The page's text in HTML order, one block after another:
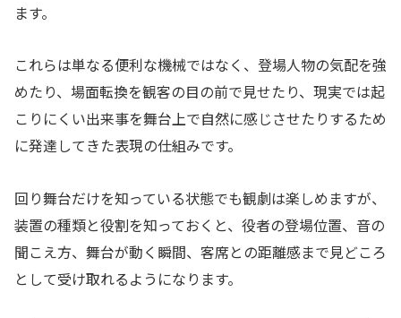
ます。
これらは単なる便利な機械ではなく、登場人物の気配を強
めたり、場面転換を観客の目の前で見せたり、現実では起
こりにくい出来事を舞台上で自然に感じさせたりするため
に発達してきた表現の仕組みです。
回り舞台だけを知っている状態でも観劇は楽しめますが、
装置の種類と役割を知っておくと、役者の登場位置、音の
聞こえ方、舞台が動く瞬間、客席との距離感まで見どころ
として受け取れるようになります。